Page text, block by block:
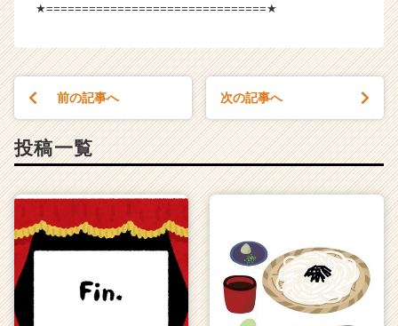
★===============================★
前の記事へ 次の記事へ
投稿一覧